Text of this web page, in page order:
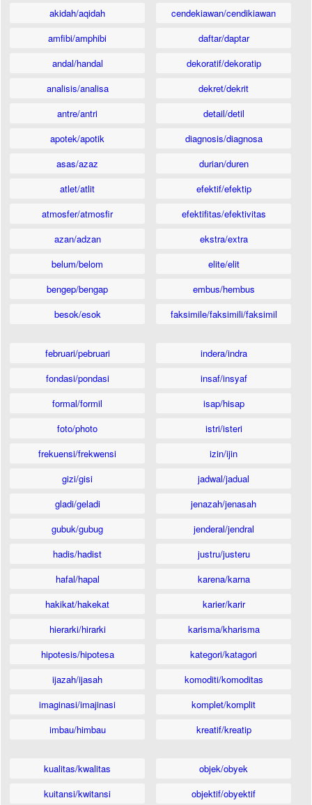
akidah/aqidah
amfibi/amphibi
andal/handal
analisis/analisa
antre/antri
apotek/apotik
asas/azaz
atlet/atlit
atmosfer/atmosfir
azan/adzan
belum/belom
bengep/bengap
besok/esok
cendekiawan/cendikiawan
daftar/daptar
dekoratif/dekoratip
dekret/dekrit
detail/detil
diagnosis/diagnosa
durian/duren
efektif/efektip
efektifitas/efektivitas
ekstra/extra
elite/elit
embus/hembus
faksimile/faksimili/faksimil
februari/pebruari
fondasi/pondasi
formal/formil
foto/photo
frekuensi/frekwensi
gizi/gisi
gladi/geladi
gubuk/gubug
hadis/hadist
hafal/hapal
hakikat/hakekat
hierarki/hirarki
hipotesis/hipotesa
ijazah/ijasah
imaginasi/imajinasi
imbau/himbau
indera/indra
insaf/insyaf
isap/hisap
istri/isteri
izin/ijin
jadwal/jadual
jenazah/jenasah
jenderal/jendral
justru/justeru
karena/karna
karier/karir
karisma/kharisma
kategori/katagori
komoditi/komoditas
komplet/komplit
kreatif/kreatip
kualitas/kwalitas
kuitansi/kwitansi
objek/obyek
objektif/obyektif